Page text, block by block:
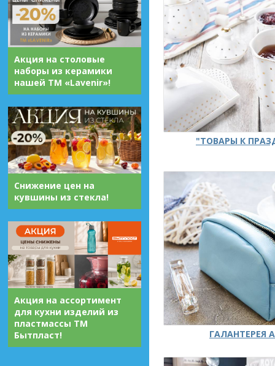
Акция на столовые
наборы из керамики
нашей ТМ «Lavenir»!
Снижение цен на
кувшины из стекла!
Акция на ассортимент
для кухни изделий из
пластмассы ТМ
Бытпласт!
"ТОВАРЫ К
ГАЛАНТЕРЕЯ